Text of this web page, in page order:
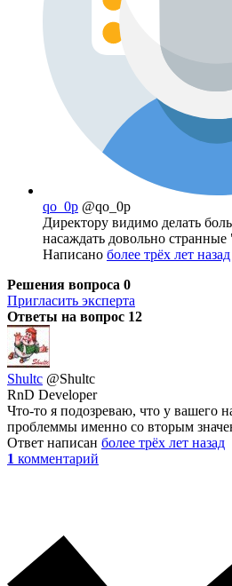
qo_0p @qo_0p
Директору видимо делать
насаждать довольно
Написано более трёх лет назад
Решения вопроса 0
Пригласить эксперта
Ответы на вопрос 12
Shultc @Shultc
RnD Developer
Что-то я подозреваю, что у вашего
проблеммы именно со вторым
Ответ написан более трёх лет назад
1 комментарий